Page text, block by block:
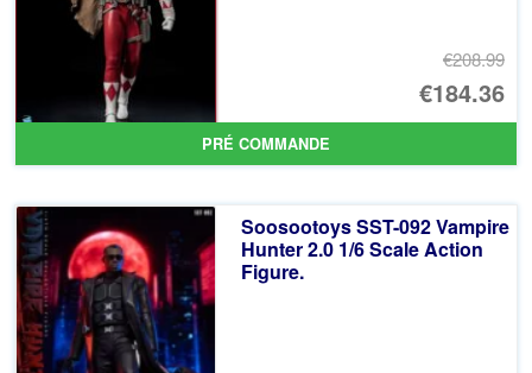
€208.99
Le
€184.36
Le
PRÉ COMMANDE
Soosootoys SST-092 Vampire
Hunter 2.0 1/6 Scale Action
Figure.